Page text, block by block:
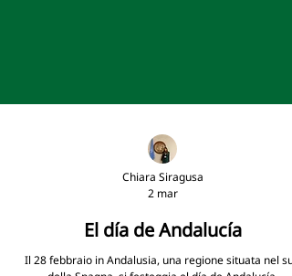
Chiara Siragusa
2 mar